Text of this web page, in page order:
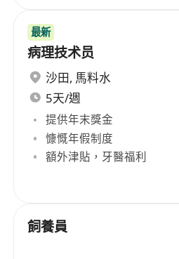
最新
病理技术员
沙田, 馬料水
5天/週
提供年末獎金
慷慨年假制度
額外津貼，牙醫福利
飼養員